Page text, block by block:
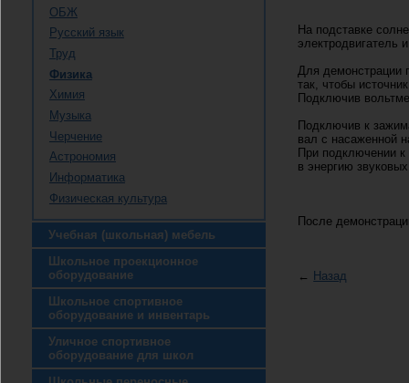
На подставке
электродвигатель
Для демонстрации
так, чтобы
Подключив
Подключив к
вал с насаженной
При подключении к
в энергию
После
← Назад
ОБЖ
Русский язык
Труд
Физика
Химия
Музыка
Черчение
Астрономия
Информатика
Физическая культура
Учебная (школьная) мебель
Школьное проекционное
оборудование
Школьное спортивное
оборудование и инвентарь
Уличное спортивное
оборудование для школ